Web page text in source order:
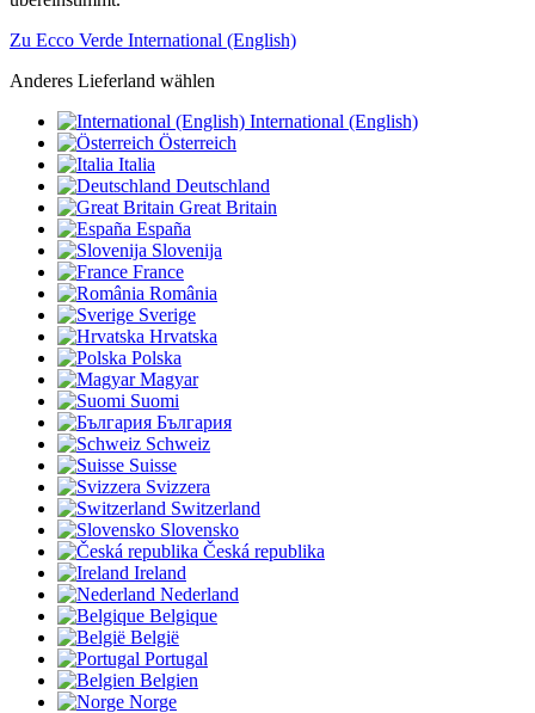
Zu Ecco Verde International (English)
Anderes Lieferland wählen
International (English)
Österreich
Italia
Deutschland
Great Britain
España
Slovenija
France
România
Sverige
Hrvatska
Polska
Magyar
Suomi
България
Schweiz
Suisse
Svizzera
Switzerland
Slovensko
Česká republika
Ireland
Nederland
Belgique
België
Portugal
Belgien
Norge